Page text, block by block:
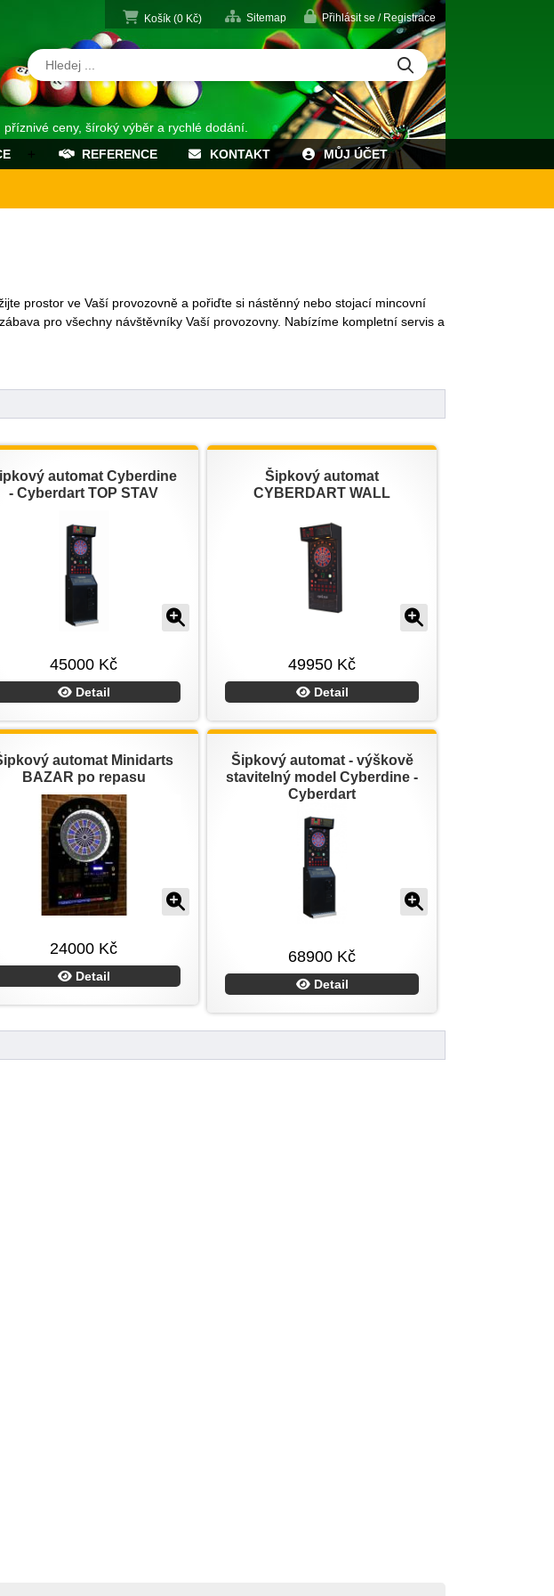
Košík (0 Kč) Sitemap Přihlásit se / Registrace
ceny, šíroký výběr a rychlé dodání.
REFERENCE KONTAKT MŮJ ÚČET
prostor ve Vaší provozovně a pořiďte si nástěnný nebo stojací mincovní
pro všechny návštěvníky Vaší provozovny. Nabízíme kompletní servis a
automat Cyberdine
- Cyberdart TOP STAV
45000 Kč
Detail
Šipkový automat
CYBERDART WALL
49950 Kč
Detail
automat Minidarts
BAZAR po repasu
24000 Kč
Detail
Šipkový automat - výškově
stavitelný model Cyberdine -
Cyberdart
68900 Kč
Detail